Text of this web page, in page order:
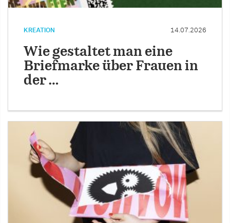
KREATION 14.07.2026
Wie gestaltet man eine
Briefmarke über Frauen in
der …